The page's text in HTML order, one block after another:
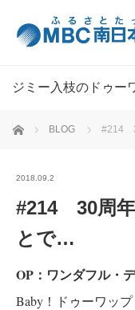
ジミー入枝のドゥー
ホーム BLOG #214
2018.09.2
#214 30周年
とで…
OP：ワンダフル・
Baby！ドゥーワッ